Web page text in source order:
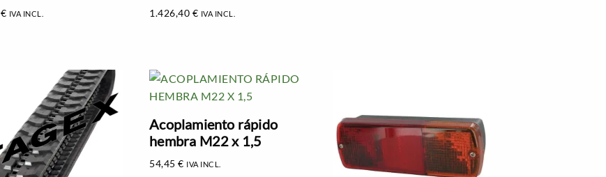
€ IVA INCL. 1.426,40 € IVA INCL.
Acoplamiento rápido
hembra M22 x 1,5
54,45€ IVA INCL.